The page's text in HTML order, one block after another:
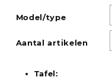
Model/type
Aantal artikelen
Tafel: